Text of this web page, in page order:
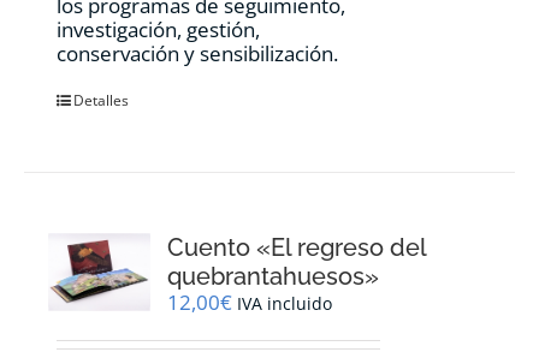
investigación, gestión,
conservación y sensibilización.
Detalles
Cuento «El regreso del
quebrantahuesos»
12,00€ IVA incluido